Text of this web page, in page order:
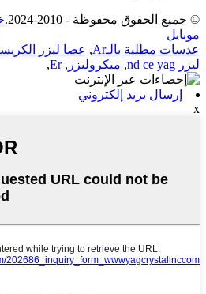
© جميع الحقوق محفوظة - 2010-2024.
موبايل
عدسات مطلية بالـAr
, عصا ليزر
ليزر nd ce yag
, ميكروليزر ,
Er
,
إرسال بريد إلكتروني
x